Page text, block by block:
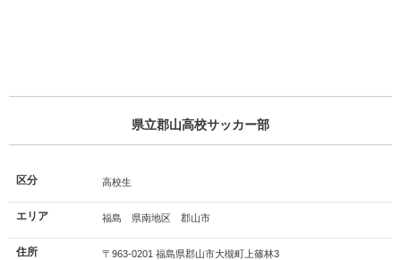
県立郡山高校サッカー部
区分 高校生
エリア 福島 県南地区 郡山市
住所 〒963-0201 福島県郡山市大槻町上篠林3